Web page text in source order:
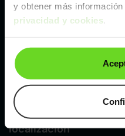
y obtener más
privacidad y cookies.
Zaragoza
Ver Peugeot 2008 de
Peugeot 2008 de segunda mano
Coches desegunda
localización